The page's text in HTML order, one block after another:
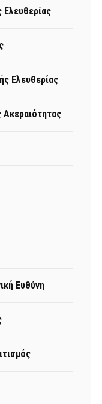
Ελευθερίας
Ελευθερίας
Ακεραιότητας
Ευθύνη